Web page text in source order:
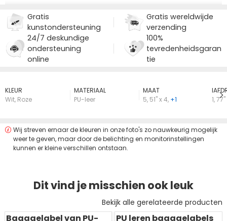
Gratis
kunstondersteuning
Gratis wereldwijde
verzending
24/7 deskundige
ondersteuning
online
100%
tevredenheidsgaran
tie
KLEUR
Wit, Roze
MATERIAAL
PU-leer
MAAT
5,51" x 4, +1
1,77"
Wij streven ernaar de kleuren in onze foto's zo nauwkeurig mogelijk
weer te geven, maar door de belichting en monitorinstellingen
kunnen er kleine verschillen ontstaan.
Dit vind je misschien ook leuk
Bekijk alle gerelateerde producten
Bagagelabel van PU- PU leren bagagelabels